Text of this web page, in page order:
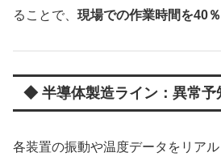
ることで、 現場での作業時間を40
◆ 半導体製造ライン：異常予
各装置の振動や温度データをリア